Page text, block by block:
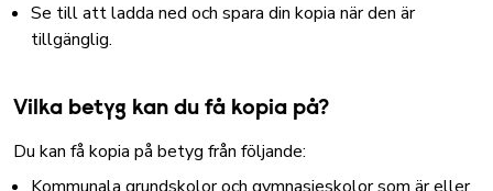
Se till att ladda ned och spara din kopia när den är
tillgänglig.
Vilka betyg kan du få kopia på?
Du kan få kopia på betyg från följande: